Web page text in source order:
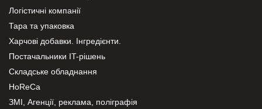
Логістичні компанії
Тара та упаковка
Харчові добавки. Інгредієнти.
Постачальники IT-рішень
Складське обладнання
HoReCa
ЗМІ, Агенції, реклама, поліграфія